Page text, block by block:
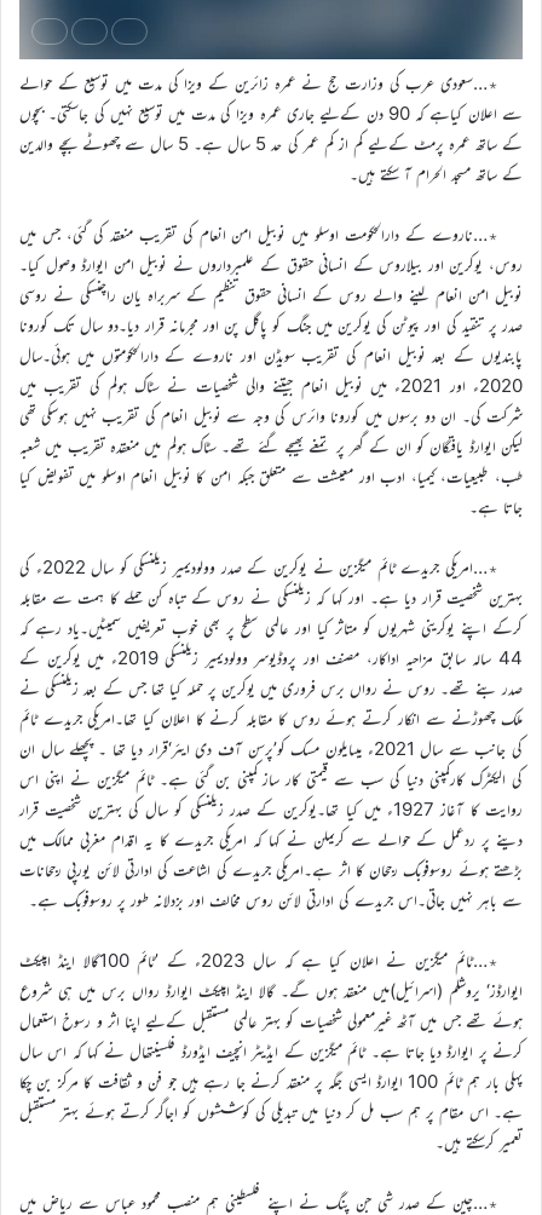
٭…سعودی عرب کی وزارت حج نے عمرہ زائرین کے ویزا کی مدت میں توسیع کے حوالے
سے اعلان کیاہے کہ 90 دن کےلیے جاری عمرہ ویزا کی مدت میں توسیع نہیں کی جاسکتی۔ بچوں
کے ساتھ عمرہ پرمٹ کےلیے کم از کم عمر کی حد 5 سال ہے۔ 5 سال سے چھوٹے بچے والدین
کے ساتھ مسجد الحرام آ سکتے ہیں۔
٭…ناروے کے دارالحکومت اوسلو میں نوبیل امن انعام کی تقریب منعقد کی گئی، جس میں
روس، یوکرین اور بیلاروس کے انسانی حقوق کے علمبرداروں نے نوبیل امن ایوارڈ وصول کیا۔
نوبیل امن انعام لینے والے روس کے انسانی حقوق تنظیم کے سربراہ یان راچنسکی نے روسی
صدر پر تنقید کی اور پیوٹن کی یوکرین میں جنگ کو پاگل پن اور مجرمانہ قرار دیا۔دو سال تک کورونا
پابندیوں کے بعد نوبیل انعام کی تقریب سویڈن اور ناروے کے دارالحکومتوں میں ہوئی۔سال
2020ء اور 2021ء میں نوبیل انعام جیتنے والی شخصیات نے سٹاک ہولم کی تقریب میں
شرکت کی۔ ان دو برسوں میں کورونا وائرس کی وجہ سے نوبیل انعام کی تقریب نہیں ہوسکی تھی
لیکن ایوارڈ یافتگان کو ان کے گھر پر تمغے بھیجے گئے تھے۔ سٹاک ہولم میں منعقدہ تقریب میں شعبہ
طب، طبیعیات، کیمیا، ادب اور معیشت سے متعلق جبکہ امن کا نوبیل انعام اوسلو میں تفویض کیا
جاتا ہے۔
٭…امریکی جریدے ٹائم میگزین نے یوکرین کے صدر وولودیمیر زیلنسکی کو سال 2022ء کی
بہترین شخصیت قرار دیا ہے۔ اور کہا کہ زیلنسکی نے روس کے تباہ کن حملے کا ہمت سے مقابلہ
کرکے اپنے یوکرینی شہریوں کو متاثر کیا اور عالمی سطح پر بھی خوب تعریفیں سمیٹیں۔یاد رہے کہ
44 سالہ سابق مزاحیہ اداکار، مصنف اور پروڈیوسر وولودیمیر زیلنسکی 2019ء میں یوکرین کے
صدر بنے تھے۔ روس نے رواں برس فروری میں یوکرین پر حملہ کیا تھا جس کے بعد زیلنسکی نے
ملک چھوڑنے سے انکار کرتے ہوئے روس کا مقابلہ کرنے کا اعلان کیا تھا۔امریکی جریدے ٹائم
کی جانب سے سال 2021ء میںایلون مسک کو’پرسن آف دی ایئر‘قرار دیا تھا ۔ پچھلے سال ان
کی الیکٹرک کارکمپنی دنیا کی سب سے قیمتی کار ساز کمپنی بن گئی ہے۔ ٹائم میگزین نے اپنی اس
روایت کا آغاز 1927ء میں کیا تھا۔یوکرین کے صدر زیلنسکی کو سال کی بہترین شخصیت قرار
دینے پر ردعمل کے حوالے سے کریملن نے کہا کہ امریکی جریدے کا یہ اقدام مغربی ممالک میں
بڑھتے ہوئے روسوفوبک رجحان کا اثر ہے۔امریکی جریدے کی اشاعت کی ادارتی لائن یورپی رجحانات
سے باہر نہیں جاتی۔اس جریدے کی ادارتی لائن روس مخالف اور بزدلانہ طور پر روسوفوبک ہے۔
٭…ٹائم میگزین نے اعلان کیا ہے کہ سال 2023ء کے ’ٹائم 100گالا اینڈ امپیکٹ
ایوارڈز‘ یروشلم (اسرائیل)میں منعقد ہوں گے۔ گالا اینڈ امپیکٹ ایوارڈ رواں برس میں ہی شروع
ہوئے تھے جس میں آٹھ غیرمعمولی شخصیات کو بہتر عالمی مستقبل کےلیے اپنا اثر و رسوخ استعمال
کرنے پر ایوارڈ دیا جاتا ہے۔ ٹائم میگزین کے ایڈیٹر انچیف ایڈورڈ فلسینتھال نے کہا کہ اس سال
پہلی بار ہم ٹائم 100 ایوارڈ ایسی جگہ پر منعقد کرنے جا رہے ہیں جو فن و ثقافت کا مرکز بن چکا
ہے۔ اس مقام پر ہم سب مل کر دنیا میں تبدیلی کی کوششوں کو اجاگر کرتے ہوئے بہتر مستقبل
تعمیر کرسکتے ہیں۔
٭…چین کے صدر شی جن پنگ نے اپنے فلسطینی ہم منصب محمود عباس سے ریاض میں